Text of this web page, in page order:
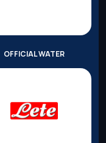
OFFICIAL WATER